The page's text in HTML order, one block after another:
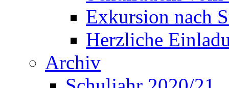
Exkursion nach
Herzliche
Archiv